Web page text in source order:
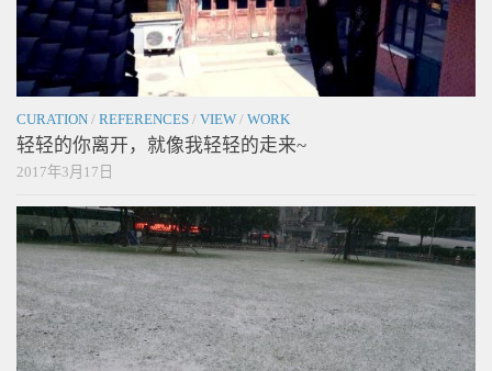
CURATION / REFERENCES / VIEW / WORK
轻轻的你离开，就像我轻轻的走来~
2017年3月17日